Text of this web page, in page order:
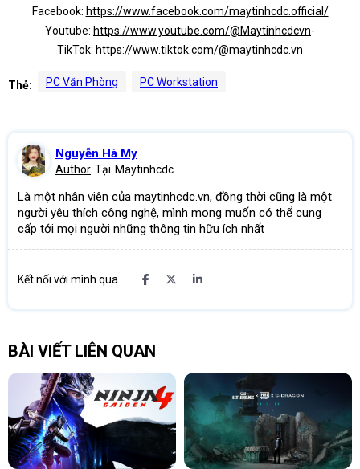
Facebook: https://www.facebook.com/maytinhcdc.official/
Youtube: https://www.youtube.com/@Maytinhcdcvn-
TikTok: https://www.tiktok.com/@maytinhcdc.vn
Thẻ: PC Văn Phòng PC Workstation
Nguyễn Hà My
Author Tại Maytinhcdc
Là một nhân viên của maytinhcdc.vn, đồng thời cũng là một
người yêu thích công nghệ, mình mong muốn có thể cung
cấp tới mọi người những thông tin hữu ích nhất
Kết nối với mình qua
BÀI VIẾT LIÊN QUAN